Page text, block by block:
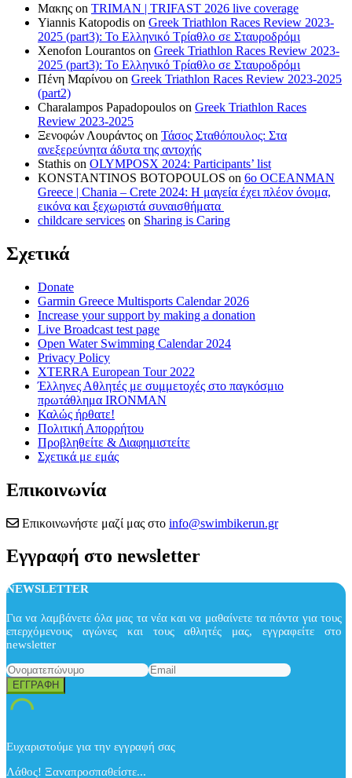
Μακης on TRIMAN | TRIFAST 2026 live coverage
Yiannis Katopodis on Greek Triathlon Races Review 2023-
2025 (part3): Το Ελληνικό Τρίαθλο σε Σταυροδρόμι
Xenofon Lourantos on Greek Triathlon Races Review 2023-
2025 (part3): Το Ελληνικό Τρίαθλο σε Σταυροδρόμι
Πένη Μαρίνου on Greek Triathlon Races Review 2023-2025
(part2)
Charalampos Papadopoulos on Greek Triathlon Races
Review 2023-2025
Ξενοφών Λουράντος on Τάσος Σταθόπουλος: Στα
ανεξερεύνητα άδυτα της αντοχής
Stathis on OLYMPOSX 2024: Participants’ list
KONSTANTINOS BOTOPOULOS on 6ο OCEANMAN
Greece | Chania – Crete 2024: Η μαγεία έχει πλέον όνομα,
εικόνα και ξεχωριστά συναισθήματα
childcare services on Sharing is Caring
Σχετικά
Donate
Garmin Greece Multisports Calendar 2026
Increase your support by making a donation
Live Broadcast test page
Open Water Swimming Calendar 2024
Privacy Policy
XTERRA European Tour 2022
Έλληνες Αθλητές με συμμετοχές στο παγκόσμιο
πρωτάθλημα IRONMAN
Καλώς ήρθατε!
Πολιτική Απορρήτου
Προβληθείτε & Διαφημιστείτε
Σχετικά με εμάς
Επικοινωνία
Επικοινωνήστε μαζί μας στο info@swimbikerun.gr
Εγγραφή στο newsletter
NEWSLETTER
Για να λαμβάνετε όλα μας τα νέα και να μαθαίνετε τα πάντα για τους
επερχόμενους αγώνες και τους αθλητές μας, εγγραφείτε στο
newsletter
Ευχαριστούμε για την εγγραφή σας
Λάθος! Ξαναπροσπαθείστε...